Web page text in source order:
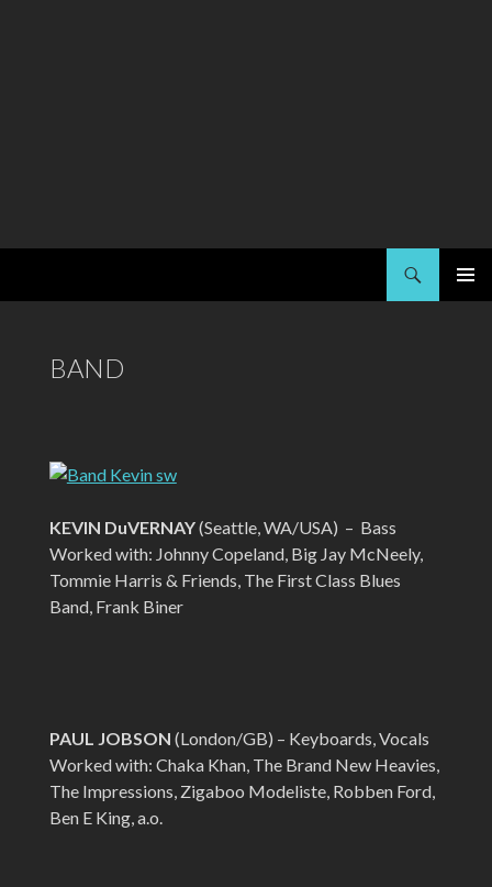
BAND
KEVIN DuVERNAY(Seattle, WA/USA) – Bass
Worked with: Johnny Copeland, Big Jay McNeely,
Tommie Harris & Friends, The First Class Blues
Band, Frank Biner
PAUL JOBSON (London/GB) – Keyboards, Vocals
Worked with: Chaka Khan, The Brand New Heavies,
The Impressions, Zigaboo Modeliste, Robben Ford,
Ben E King, a.o.